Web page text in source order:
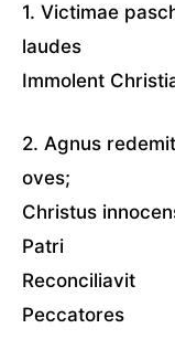
1. Victimae
laudes
Immolent
2. Agnus redemit
oves;
Christus
Patri
Reconciliavit
Peccatores